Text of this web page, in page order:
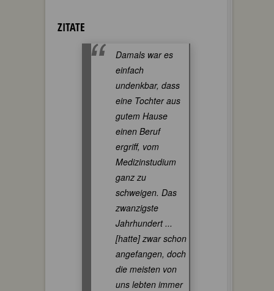
ZITATE
Damals war es
einfach
undenkbar, dass
eine Tochter aus
gutem Hause
einen Beruf
ergriff, vom
Medizinstudium
ganz zu
schweigen. Das
zwanzigste
Jahrhundert ...
[hatte] zwar schon
angefangen, doch
die meisten von
uns lebten immer